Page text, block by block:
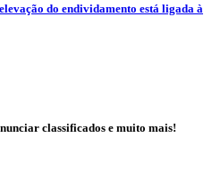
do endividamento está ligada à
classificados e muito mais!